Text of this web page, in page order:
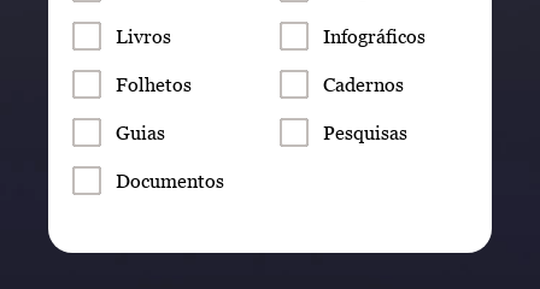
Livros Infográficos
Folhetos Cadernos
Guias Pesquisas
Documentos